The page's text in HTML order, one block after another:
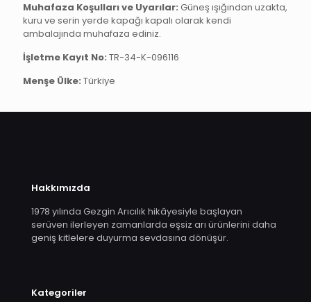
Muhafaza Koşulları ve Uyarılar: Güneş ışığından uzakta,
kuru ve serin yerde kapağı kapalı olarak kendi
ambalajında muhafaza ediniz.
İşletme Kayıt No: TR-34-K-096116
Menşe Ülke: Türkiye
Hakkımızda
1978 yılında Gezgin Arıcılık hikâyesiyle başlayan
serüven ilerleyen zamanlarda eşsiz arı ürünlerini daha
geniş kitlelere duyurma sevdasına dönüşür.
Kategoriler